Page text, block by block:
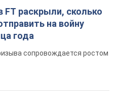
FT раскрыли, сколько
на войну
года
сопровождается ростом